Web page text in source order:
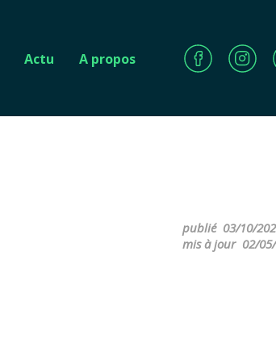
Actu A propos
publié 03/10/
mis à jour 02/